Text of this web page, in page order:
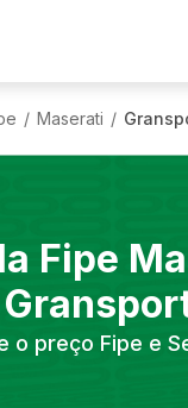
/ Maserati /
Fipe
o preço Fipe e